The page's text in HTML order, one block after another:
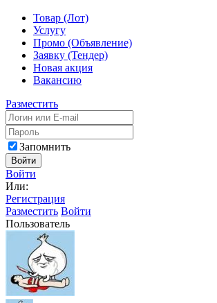
Товар (Лот)
Услугу
Промо (Объявление)
Заявку (Тендер)
Новая акция
Вакансию
Разместить
Запомнить
Войти
Войти
Или:
Регистрация
Разместить Войти
Пользователь